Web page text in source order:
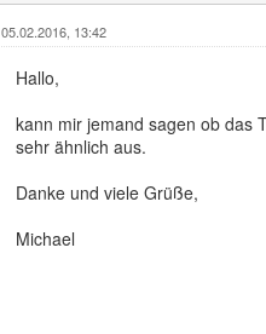
05.02.2016, 13:42
Hallo,
kann mir jemand sagen ob das
sehr ähnlich aus.
Danke und viele Grüße,
Michael